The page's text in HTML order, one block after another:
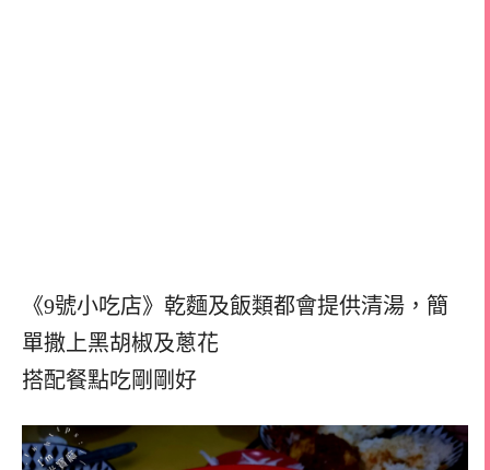
《9號小吃店》乾麵及飯類都會提供清湯，簡
單撒上黑胡椒及蔥花
搭配餐點吃剛剛好